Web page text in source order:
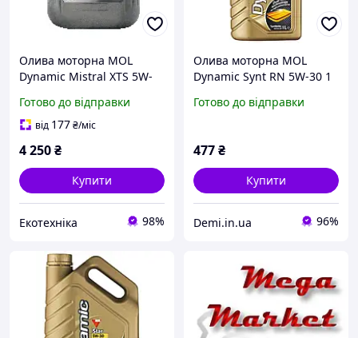
Олива моторна MOL
Dynamic Mistral XTS 5W-
Готово до відправки
від 177₴/міс
4 250₴
Купити
Екотехніка 98%
Олива моторна MOL
Dynamic Synt RN 5W-30 1
Готово до відправки
477₴
Купити
Demi.in.ua 96%